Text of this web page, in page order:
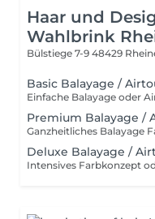
Haar und
Wahlbrink
Bülstiege 7-9 48429
Basic Balayage /
Premium Balayage /
Deluxe Balayage /